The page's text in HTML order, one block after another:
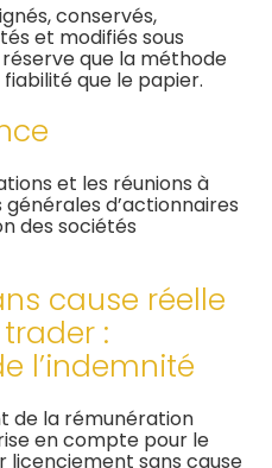
conservés,
et modifiés sous
que la méthode
que le papier.
et les réunions à
d’actionnaires
des sociétés
cause réelle
:
l’indemnité
de la rémunération
en compte pour le
licenciement sans cause